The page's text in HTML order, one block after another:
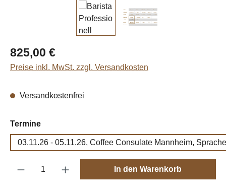
Regulärer Preis:
825,00 €
Preise inkl. MwSt. zzgl. Versandkosten
Versandkostenfrei
Termineauswählen
03.11.26 - 05.11.26, Coffee Consulate Mannheim,
Produkt Anzahl: Gib den gewünschten
In den Warenkorb